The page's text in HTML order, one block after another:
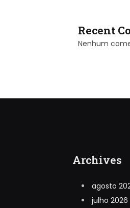
Recent
Nenhum
Archives
agosto
julho 2026